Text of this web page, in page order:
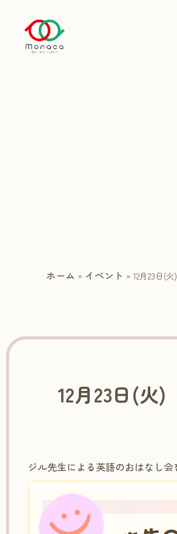
ホーム » イベント »12月23日(
12月23日(火
ジル先生による英語のおはなし会